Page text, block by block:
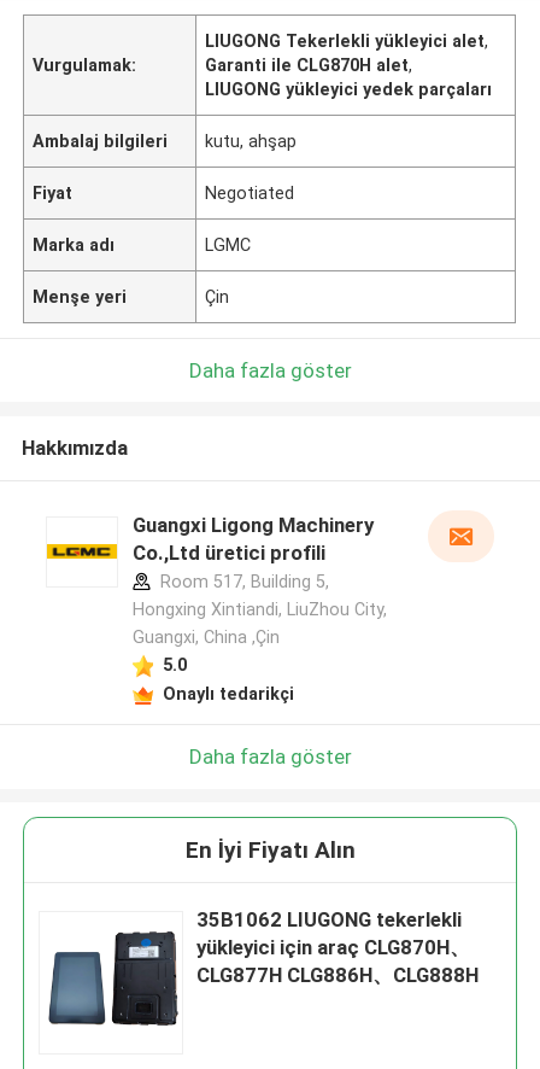
Vurgulamak:
LIUGONG Tekerlekli yükleyici alet,
Garanti ile CLG870H alet,
LIUGONG yükleyici yedek parçaları
Ambalaj bilgileri kutu, ahşap
Fiyat Negotiated
Marka adı LGMC
Menşe yeri Çin
Daha fazla göster
Hakkımızda
Guangxi Ligong Machinery
Co.,Ltd üretici profili
Room 517, Building 5,
Hongxing Xintiandi, LiuZhou City,
Guangxi, China ,Çin
5.0
Onaylı tedarikçi
Daha fazla göster
En İyi Fiyatı Alın
35B1062 LIUGONG tekerlekli
yükleyici için araç CLG870H、
CLG877H CLG886H、CLG888H